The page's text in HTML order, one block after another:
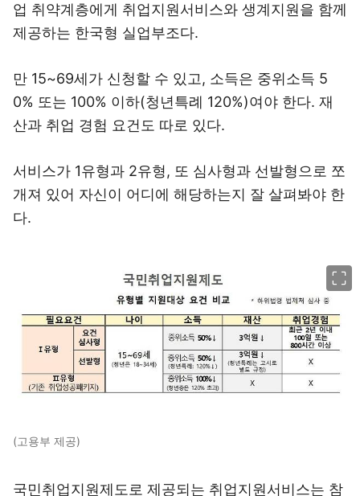
업 취약계층에게 취업지원서비스와 생계지원을 함께
제공하는 한국형 실업부조다.
만 15~69세가 신청할 수 있고, 소득은 중위소득 5
0% 또는 100% 이하(청년특례 120%)여야 한다. 재
산과 취업 경험 요건도 따로 있다.
서비스가 1유형과 2유형, 또 심사형과 선발형으로 쪼
개져 있어 자신이 어디에 해당하는지 잘 살펴봐야 한
다.
(고용부 제공)
국민취업지원제도로 제공되는 취업지원서비스는 참